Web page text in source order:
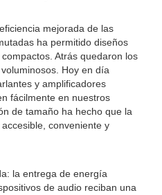
mejorada de las
ha permitido diseños
Atrás quedaron los
Hoy en día
y amplificadores
fácilmente en nuestros
de tamaño ha hecho que la
conveniente y
la entrega de energía
de audio reciban una